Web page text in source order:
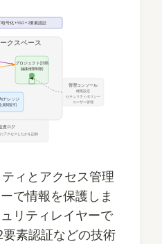
クスペース
プロジェクト計画
(編集権限制限)
ナレッジ
員閲覧可)
査ログ
アクセスしたかを記録
管理コンソール
権限設定
セキュリティポリシー
ユーザー管理
号化 + SSO + 2要素認証
ィとアクセス管理
で情報を保護しま
リティレイヤーで
素認証などの技術